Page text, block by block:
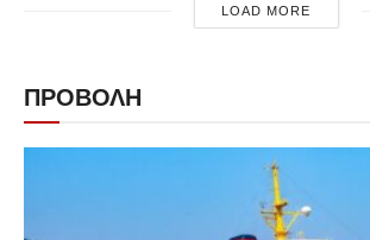
LOAD MORE
ΠΡΟΒΟΛΗ